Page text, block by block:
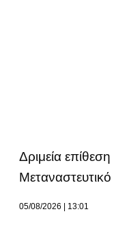
Δριμεία
Μεταναστευτικό
05/08/2026 13:01